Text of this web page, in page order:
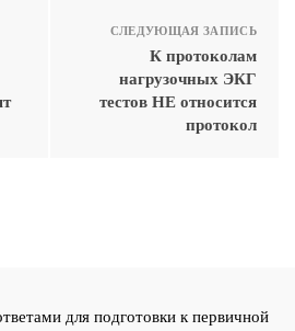
СЛЕДУЮЩАЯ ЗАПИСЬ
К протоколам
нагрузочных ЭКГ
тестов НЕ относится
протокол
для подготовки к первичной